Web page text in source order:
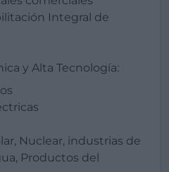
Integral de
y Alta Tecnología:
Nuclear, industrias de
Productos del